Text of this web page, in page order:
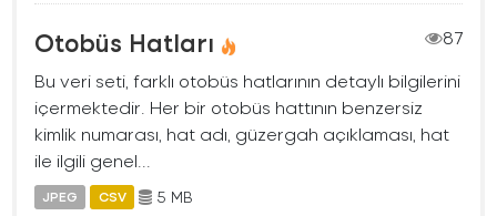
Otobüs Hatları
87
Bu veri seti, farklı otobüs hatlarının detaylı bilgilerini
içermektedir. Her bir otobüs hattının benzersiz
kimlik numarası, hat adı, güzergah açıklaması, hat
ile ilgili genel...
JPEG CSV 5 MB